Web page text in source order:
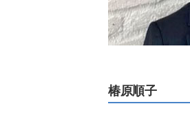
椿原順子